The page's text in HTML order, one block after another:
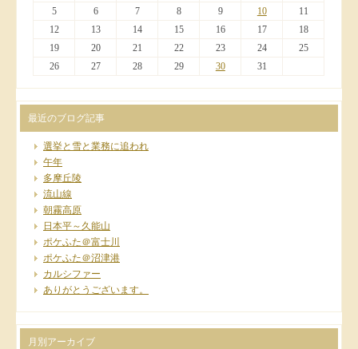
5
6 7 8 9 10
11
12
13 14 15 16 17
18
19
20 21 22 23 24
25
26
27 28 29 30 31
最近のブログ記事
選挙と雪と業務に追われ
午年
多摩丘陵
流山線
朝霧高原
日本平～久能山
ポケふた＠富士川
ポケふた＠沼津港
カルシファー
ありがとうございます。
月別アーカイブ